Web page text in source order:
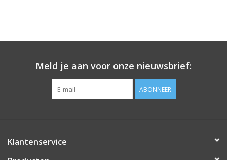
Meld je aan voor onze nieuwsbrief:
ABONNEER
Klantenservice